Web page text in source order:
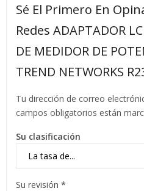
Sé El Primero En
Redes ADAPTADOR
DE MEDIDOR DE
TREND NETWORKS
Tu dirección de correo
campos obligatorios están
Su clasificación
Su revisión *